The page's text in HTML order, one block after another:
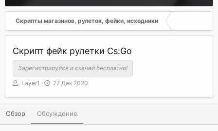
Скрипты магазинов, рулеток, фейки, исходники
Скрипт фейк рулетки Cs:Go
Зарегистрируйся и скачай бесплатно!
А
т
р
т
Layer1
Д
т
н
а
27 Дек 2020
Обзор Обсуждение